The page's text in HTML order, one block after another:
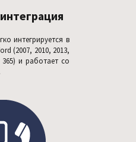
интегрируется в
(2007, 2010, 2013,
365) и работает со